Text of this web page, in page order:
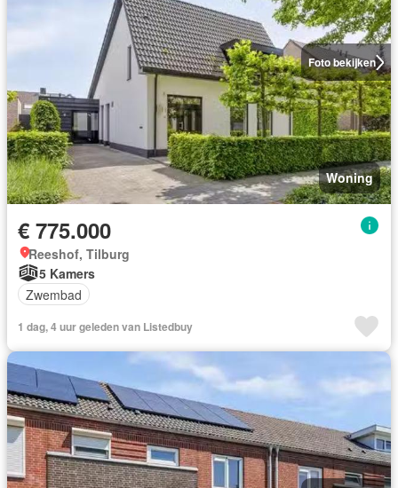
Foto bekijken
Woning
€ 775.000
Reeshof, Tilburg
5 Kamers
Zwembad
1 dag, 4 uur geleden van Listedbuy